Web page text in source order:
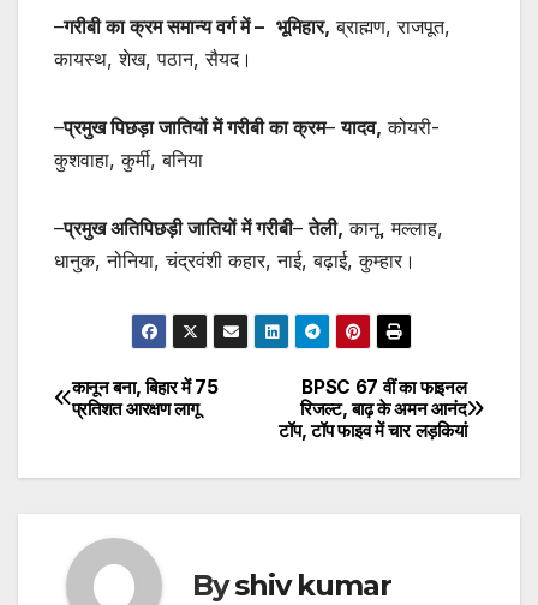
–गरीबी का क्रम समान्य वर्ग में – भूमिहार, ब्राह्मण, राजपूत,
कायस्थ, शेख, पठान, सैयद।
–प्रमुख पिछड़ा जातियों में गरीबी का क्रम–यादव, कोयरी-
कुशवाहा, कुर्मी, बनिया
–प्रमुख अतिपिछड़ी जातियों में गरीबी–तेली, कानू, मल्लाह,
धानुक, नोनिया, चंद्रवंशी कहार, नाई, बढ़ाई, कुम्हार।
Post
BPSC 67 वीं का फाइनल
रिजल्ट, बाढ़ के अमन आनंद
टॉप, टॉप फाइव में चार लड़कियां
कानून बना, बिहार में 75
प्रतिशत आरक्षण लागू
Byshiv kumar